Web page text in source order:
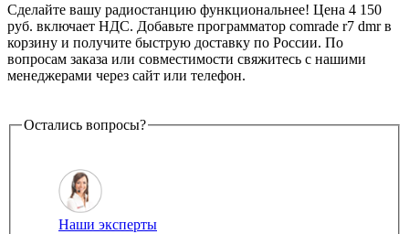
Сделайте вашу радиостанцию функциональнее! Цена 4 150
руб. включает НДС. Добавьте программатор comrade r7 dmr в
корзину и получите быструю доставку по России. По
вопросам заказа или совместимости свяжитесь с нашими
менеджерами через сайт или телефон.
Остались вопросы?
Наши эксперты